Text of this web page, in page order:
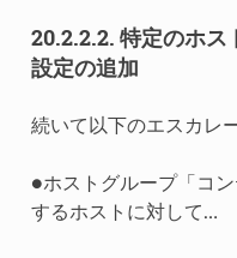
20.2.2.2. 特定のホス
設定の追加
続いて以下のエスカレ
●ホストグループ「コ
するホストに対して…